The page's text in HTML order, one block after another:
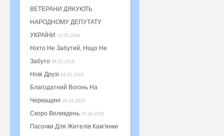
ВЕТЕРАНИ ДЯКУЮТЬ
НАРОДНОМУ ДЕПУТАТУ
УКРАЇНИ 10.05.2019
Ніхто Не Забутий, Ніщо Не
Забуто 08.05.2019
Нові Друзі 04.05.2019
Благодатний Вогонь На
Черкащині 28.04.2019
Скоро Великдень 25.04.2019
Пасочки Для Жителів Кам’янки